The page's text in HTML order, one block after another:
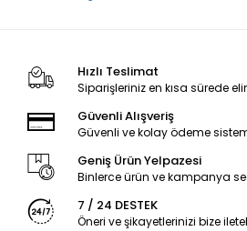
Hızlı Teslimat
Siparişleriniz en kısa sürede
Güvenli Alışveriş
Güvenli ve kolay ödeme
Geniş Ürün Yelpazesi
Binlerce ürün ve kampanya
7 / 24 DESTEK
Öneri ve şikayetlerinizi bize